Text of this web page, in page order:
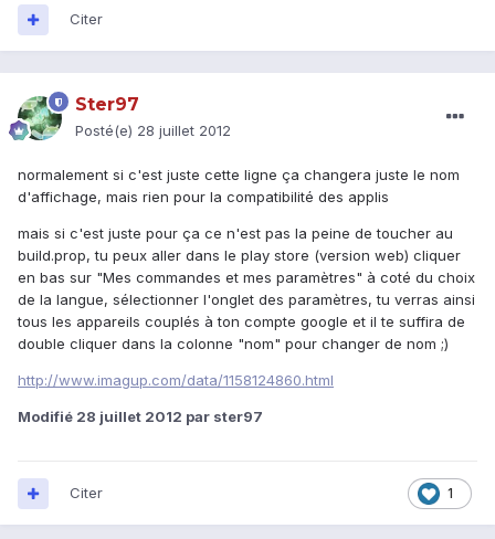
Citer
Ster97
Posté(e) 28 juillet 2012
normalement si c'est juste cette ligne ça changera juste le nom
d'affichage, mais rien pour la compatibilité des applis
mais si c'est juste pour ça ce n'est pas la peine de toucher au
build.prop, tu peux aller dans le play store (version web) cliquer
en bas sur "Mes commandes et mes paramètres" à coté du choix
de la langue, sélectionner l'onglet des paramètres, tu verras ainsi
tous les appareils couplés à ton compte google et il te suffira de
double cliquer dans la colonne "nom" pour changer de nom ;)
http://www.imagup.com/data/1158124860.html
Modifié 28 juillet 2012 par ster97
1
Citer